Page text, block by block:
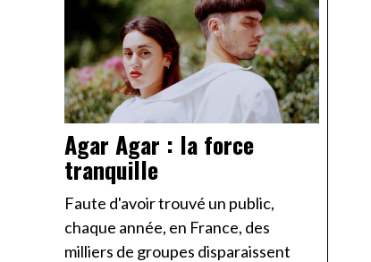
Agar Agar : la force
tranquille
Faute d'avoir trouvé un public,
chaque année, en France, des
milliers de groupes disparaissent